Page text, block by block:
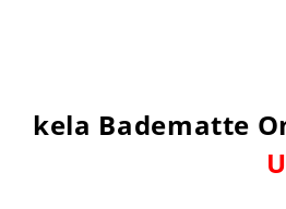
kela Badematte